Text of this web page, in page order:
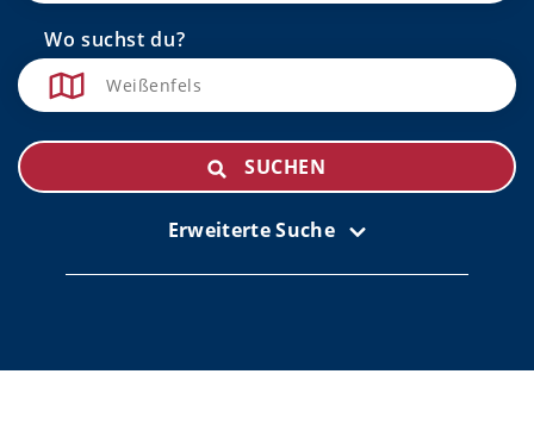
Wo suchst du?
SUCHEN
Erweiterte Suche